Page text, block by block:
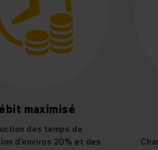
Optimisation de la
gestion du temps
Charge de travail réduite pour les